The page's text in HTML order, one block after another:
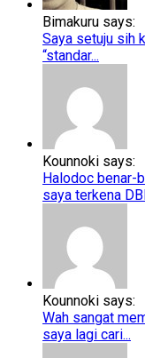
Bimakuru says:
Saya setuju sih
“standar...
Kounnoki says:
Halodoc benar-
saya terkena
Kounnoki says:
Wah sangat
saya lagi cari...